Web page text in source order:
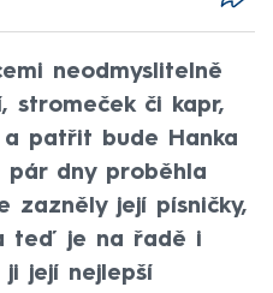
neodmyslitelně
stromeček či kapr,
patřit bude Hanka
pár dny proběhla
zazněly její písničky,
teď je na řadě i
ji její nejlepší